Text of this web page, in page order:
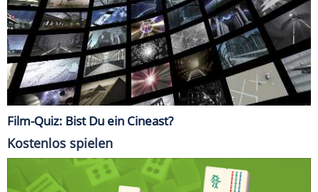
Film-Quiz: Bist Du ein Cineast?
Kostenlos spielen